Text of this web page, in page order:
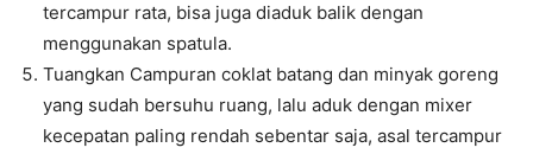
tercampur rata, bisa juga diaduk balik dengan
menggunakan spatula.
Tuangkan Campuran coklat batang dan minyak goreng
yang sudah bersuhu ruang, lalu aduk dengan mixer
kecepatan paling rendah sebentar saja, asal tercampur